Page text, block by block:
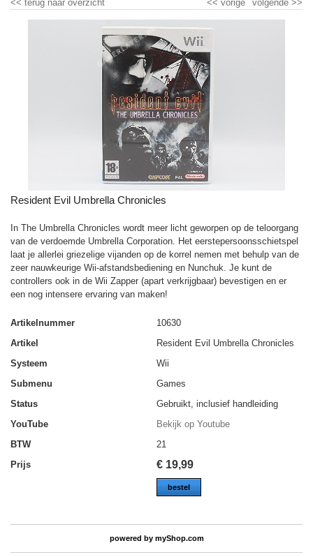
<< terug naar overzicht volgende >>
<< vorige
Resident Evil Umbrella Chronicles
In The Umbrella Chronicles wordt meer licht geworpen op de teloorgang
van de verdoemde Umbrella Corporation. Het eerstepersoonsschietspel
laat je allerlei griezelige vijanden op de korrel nemen met behulp van de
zeer nauwkeurige Wii-afstandsbediening en Nunchuk. Je kunt de
controllers ook in de Wii Zapper (apart verkrijgbaar) bevestigen en er
een nog intensere ervaring van maken!
Artikelnummer
10630
Artikel
Resident Evil Umbrella Chronicles
Systeem
Wii
Submenu
Games
Status
Gebruikt, inclusief handleiding
YouTube
Bekijk op Youtube
BTW
21
Prijs
€ 19,99
bestel
powered by myShop.com